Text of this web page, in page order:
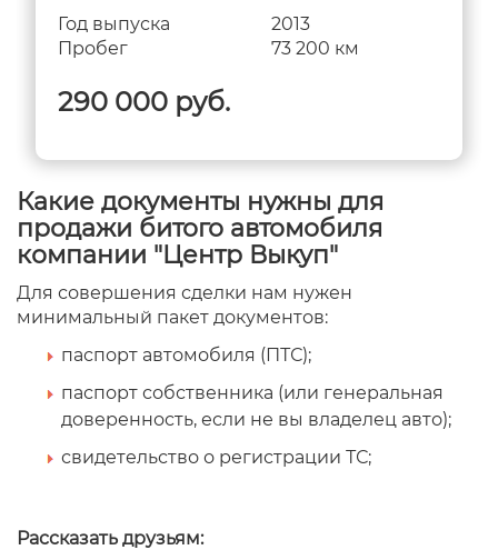
Год выпуска
2013
Пробег
73 200 км
290 000 руб.
Какие документы нужны для
продажи битого автомобиля
компании "Центр Выкуп"
Для совершения сделки нам нужен
минимальный пакет документов:
паспорт автомобиля (ПТС);
паспорт собственника (или генеральная
доверенность, если не вы владелец авто);
свидетельство о регистрации ТС;
Рассказать друзьям: